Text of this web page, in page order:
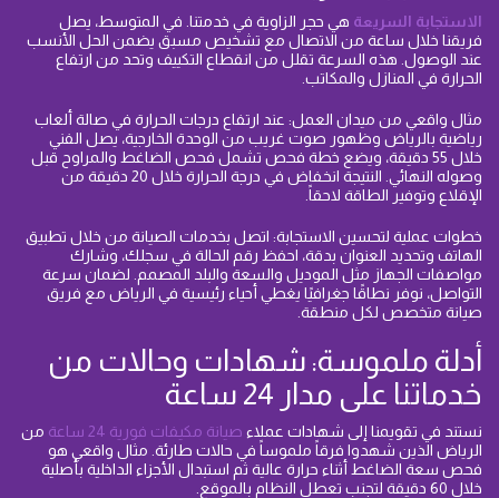
الاستجابة السريعة هي حجر الزاوية في خدمتنا. في المتوسط، يصل
فريقنا خلال ساعة من الاتصال مع تشخيص مسبق يضمن الحل الأنسب
عند الوصول. هذه السرعة تقلل من انقطاع التكييف وتحد من ارتفاع
الحرارة في المنازل والمكاتب.
مثال واقعي من ميدان العمل: عند ارتفاع درجات الحرارة في صالة ألعاب
رياضية بالرياض وظهور صوت غريب من الوحدة الخارجية، يصل الفني
خلال 55 دقيقة، ويضع خطة فحص تشمل فحص الضاغط والمراوح قبل
وصوله النهائي. النتيجة انخفاض في درجة الحرارة خلال 20 دقيقة من
الإقلاع وتوفير الطاقة لاحقاً.
خطوات عملية لتحسين الاستجابة: اتصل بخدمات الصيانة من خلال تطبيق
الهاتف وتحديد العنوان بدقة، احفظ رقم الحالة في سجلك، وشارك
مواصفات الجهاز مثل الموديل والسعة والبلد المصمم. لضمان سرعة
التواصل، نوفر نطاقًا جغرافيًا يغطي أحياء رئيسية في الرياض مع فريق
صيانة متخصص لكل منطقة.
أدلة ملموسة: شهادات وحالات من
خدماتنا على مدار 24 ساعة
نستند في تقويمنا إلى شهادات عملاء صيانة مكيفات فورية 24 ساعة
من
الرياض الذين شهدوا فرقاً ملموساً في حالات طارئة. مثال واقعي هو
فحص سعة الضاغط أثناء حرارة عالية ثم استبدال الأجزاء الداخلية بأصلية
خلال 60 دقيقة لتجنب تعطل النظام بالموقع.